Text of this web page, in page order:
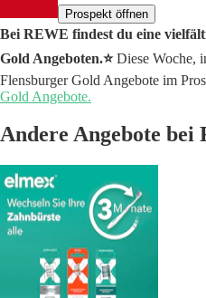
Prospekt öffnen
Bei REWE findest du eine
Gold Angeboten.⭐️Diese Woche,
Flensburger Gold Angebote im
Gold Angebote.
Andere Angebote bei